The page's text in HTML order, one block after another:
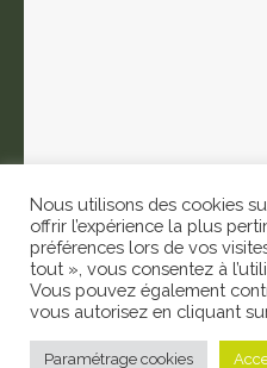
ANNIVIERS Formation © 2022.
Politique de confidentialité|
Nous utilisons des cookies
offrir l’expérience la plus
préférences lors de vos
tout », vous consentez à
Vous pouvez également
vous autorisez en cliquant
Paramétrage cookies